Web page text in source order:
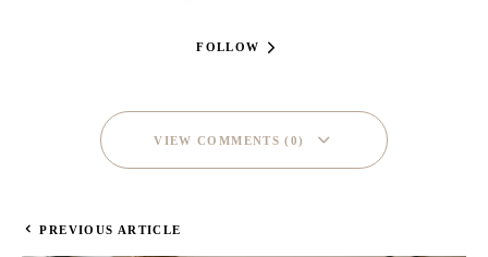
FOLLOW
VIEW COMMENTS (0)
PREVIOUS ARTICLE